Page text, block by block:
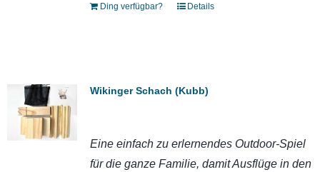
Ding verfügbar? Details
Wikinger Schach (Kubb)
Eine einfach zu erlernendes Outdoor-Spiel
für die ganze Familie, damit Ausflüge in den